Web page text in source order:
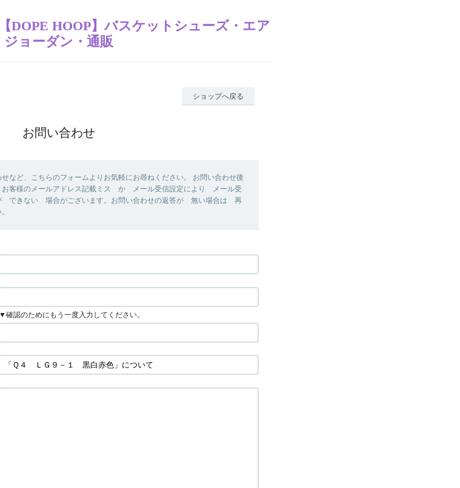
DOPE HOOP】バスケットシューズ・エア
ジョーダン・通販
ショップへ戻る
お問い合わせ
など、こちらのフォームよりお気軽にお尋ねください。 お問い合わせ後
お客様のメールアドレス記載ミス か メール受信設定により メール受
できない 場合がございます。お問い合わせの返答が 無い場合は 再
▼確認のためにもう一度入力してください。